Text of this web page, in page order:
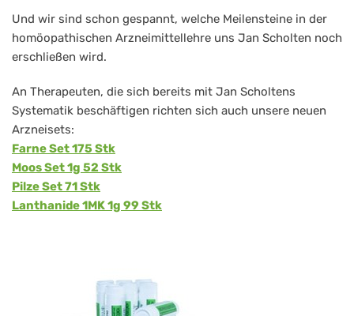
Und wir sind schon gespannt, welche Meilensteine in der
homöopathischen Arzneimittellehre uns Jan Scholten noch
erschließen wird.
An Therapeuten, die sich bereits mit Jan Scholtens
Systematik beschäftigen richten sich auch unsere neuen
Arzneisets:
Farne Set 175 Stk
Moos Set 1g 52 Stk
Pilze Set 71 Stk
Lanthanide 1MK 1g 99 Stk